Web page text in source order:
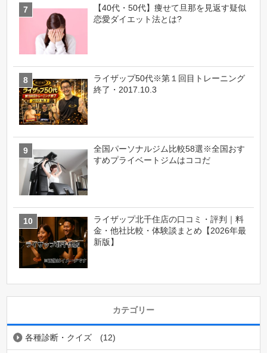
【40代・50代】痩せて旦那を見返す疑似
恋愛ダイエット法とは?
ライザップ50代※第１回目トレーニング
終了・2017.10.3
全国パーソナルジム比較58選※全国おす
すめプライベートジムはココだ
ライザップ北千住店の口コミ・評判｜料
金・他社比較・体験談まとめ【2026年最
新版】
カテゴリー
各種診断・クイズ (12)